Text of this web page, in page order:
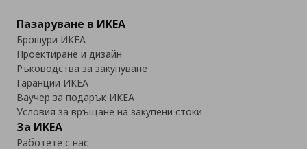
Пазаруване в ИКЕА
Брошури ИКЕА
Проектиране и дизайн
Ръководства за закупуване
Гаранции ИКЕА
Ваучер за подарък ИКЕА
Условия за връщане на закупени стоки
За ИКЕА
Работете с нас